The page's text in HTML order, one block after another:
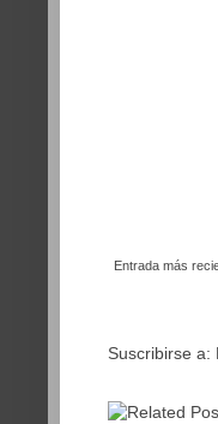
Entrada más
Suscribirse a: